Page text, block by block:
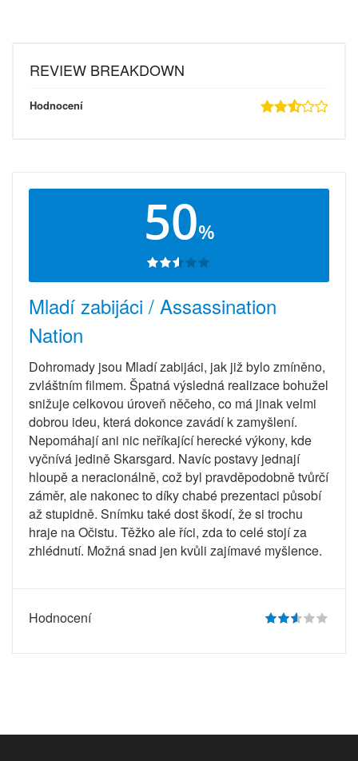
REVIEW BREAKDOWN
Hodnocení
50%
Mladí zabijáci / Assassination
Nation
Dohromady jsou Mladí zabijáci, jak již bylo zmíněno,
zvláštním filmem. Špatná výsledná realizace bohužel
snižuje celkovou úroveň něčeho, co má jinak velmi
dobrou ideu, která dokonce zavádí k zamyšlení.
Nepomáhají ani nic neříkající herecké výkony, kde
vyčnívá jedině Skarsgard. Navíc postavy jednají
hloupě a neracionálně, což byl pravděpodobně tvůrčí
záměr, ale nakonec to díky chabé prezentaci působí
až stupidně. Snímku také dost škodí, že si trochu
hraje na Očistu. Těžko ale říci, zda to celé stojí za
zhlédnutí. Možná snad jen kvůli zajímavé myšlence.
Hodnocení